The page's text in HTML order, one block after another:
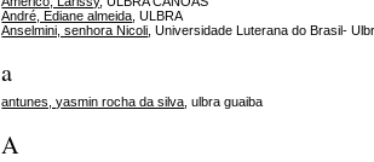
André, Ediane almeida , ULBRA
Anselmini, senhora Nicoli , Universidade Luterana do Brasil-
a
antunes, yasmin rocha da silva, ulbra guaiba
A